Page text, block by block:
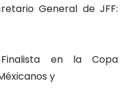
General de JFF:
Finalista en la Copa
y